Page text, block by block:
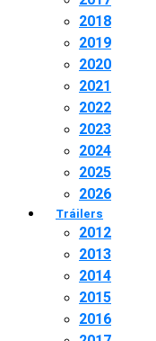
2018
2019
2020
2021
2022
2023
2024
2025
2026
Tráilers
2012
2013
2014
2015
2016